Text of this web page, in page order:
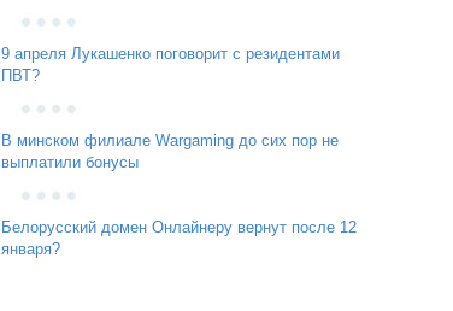
9 апреля Лукашенко поговорит с резидентами
ПВТ?
В минском филиале Wargaming до сих пор не
выплатили бонусы
Белорусский домен Онлайнеру вернут после 12
января?